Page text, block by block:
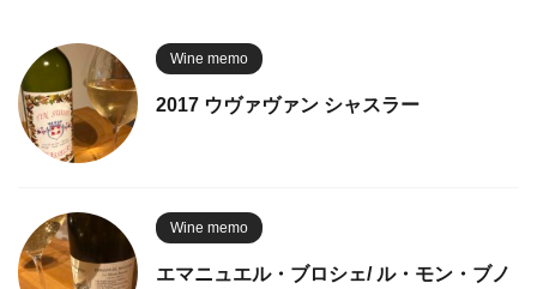
Wine memo
2017 ウヴァヴァン シャスラー
Wine memo
エマニュエル・ブロシェ/ ル・モン・ブノ